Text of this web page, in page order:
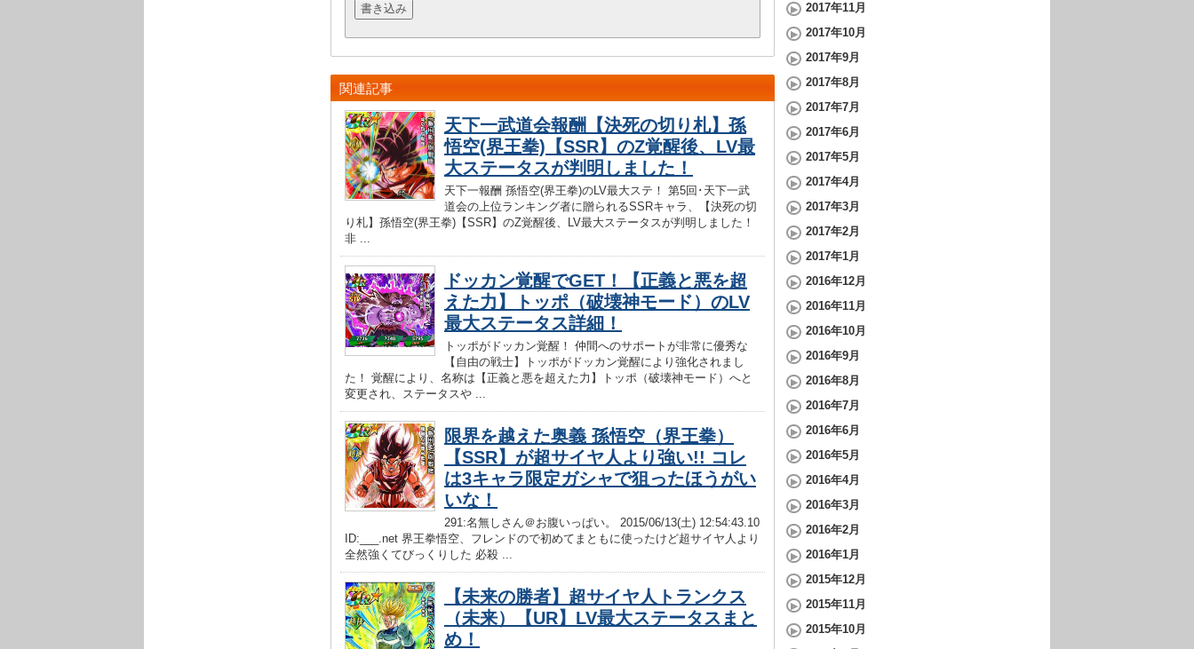
関連記事
天下一武道会報酬【決死の切り札】孫
悟空(界王拳)【SSR】のZ覚醒後、LV最
大ステータスが判明しました！
天下一報酬 孫悟空(界王拳)のLV最大ステ！ 第5回･天下一武
道会の上位ランキング者に贈られるSSRキャラ、【決死の切
り札】孫悟空(界王拳)【SSR】のZ覚醒後、LV最大ステータスが判明しました！
非 ...
ドッカン覚醒でGET！【正義と悪を超
えた力】トッポ（破壊神モード）のLV
最大ステータス詳細！
トッポがドッカン覚醒！ 仲間へのサポートが非常に優秀な
【自由の戦士】トッポがドッカン覚醒により強化されまし
た！ 覚醒により、名称は【正義と悪を超えた力】トッポ（破壊神モード）へと
変更され、ステータスや ...
限界を越えた奥義 孫悟空（界王拳）
【SSR】が超サイヤ人より強い!! コレ
は3キャラ限定ガシャで狙ったほうがい
いな！
291:名無しさん＠お腹いっぱい。 2015/06/13(土) 12:54:43.10
ID:___.net 界王拳悟空、フレンドので初めてまともに使ったけど超サイヤ人より
全然強くてびっくりした 必殺 ...
【未来の勝者】超サイヤ人トランクス
（未来）【UR】LV最大ステータスまと
め！
2017年11月
2017年10月
2017年9月
2017年8月
2017年7月
2017年6月
2017年5月
2017年4月
2017年3月
2017年2月
2017年1月
2016年12月
2016年11月
2016年10月
2016年9月
2016年8月
2016年7月
2016年6月
2016年5月
2016年4月
2016年3月
2016年2月
2016年1月
2015年12月
2015年11月
2015年10月